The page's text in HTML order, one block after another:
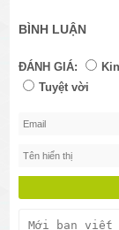
BÌNH LUẬN
ĐÁNH GIÁ:
Tuyệt vời